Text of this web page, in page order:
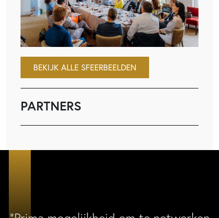
BEKIJK ALLE SFEERBEELDEN
PARTNERS